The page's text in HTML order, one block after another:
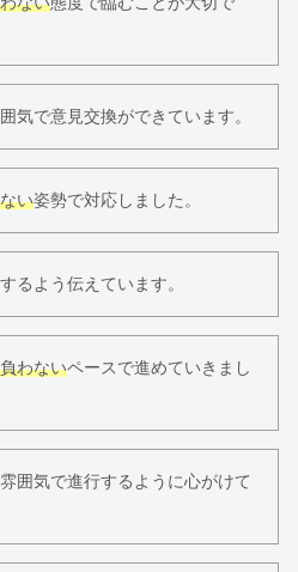
気で意見交換ができています。
い姿勢で対応しました。
るよう伝えています。
わないペースで進めていきまし
雰囲気で進行するように心がけて